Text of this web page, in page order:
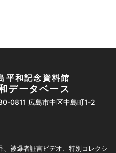
平和記念資料館
データベース
0811 広島市中区中島町1-2
、被爆者証言ビデオ、特別コレクシ